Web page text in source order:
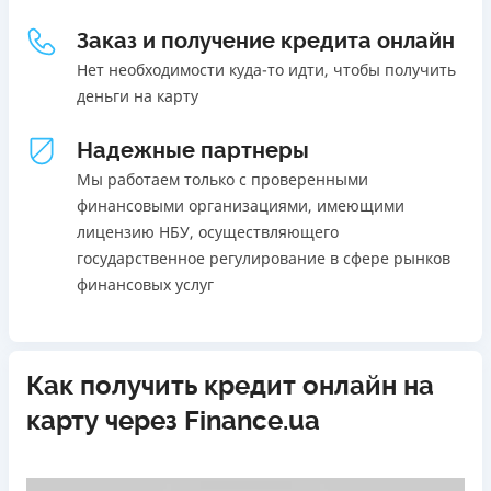
В кассах и терминалах отделений
Онлайн (через сайт или интернет-банкинг)
Через терминалы самообслуживания
Лицензия НБУ
Лицензия переоформлена 27.03.2024 г.
Вся информация о кредите
ПОЛУЧИТЬ ЗАЙМ
Ежемесячная комиссия
Акция: ставка 0,01% на первый платеж при
использовании промокода;
Быстрый онлайн кредит на банковскую карту без
залога и поручителей;
Процесс полностью автоматизирован и занимает до 5
минут;
Нет программы лояльности для постоянных клиентов
Нет круглосуточной поддержки по телефону, в Viber,
Заказ и получение кредита онлайн
Нет необходимости куда-то идти, чтобы получить
деньги на карту
Надежные партнеры
Мы работаем только с проверенными
финансовыми организациями, имеющими
лицензию НБУ, осуществляющего
государственное регулирование в сфере рынков
финансовых услуг
Как получить кредит онлайн на
карту через Finance.ua